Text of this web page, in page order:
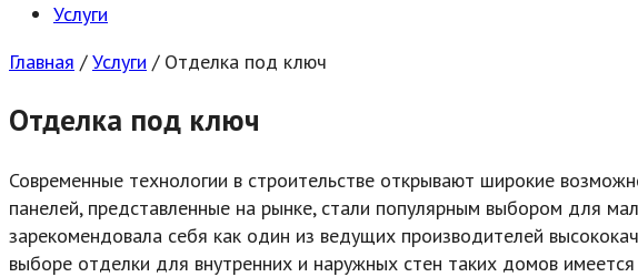
Услуги
Главная /Услуги / Отделка под ключ
Отделка под ключ
Современные технологии в строительстве открывают широкие
панелей, представленные на рынке, стали популярным выбором для
зарекомендовала себя как один из ведущих производителей
выборе отделки для внутренних и наружных стен таких домов